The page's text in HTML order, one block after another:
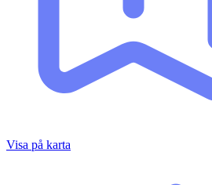
Visa på karta